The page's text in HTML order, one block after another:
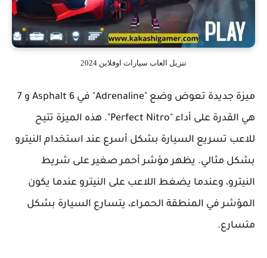
تنزيل العاب سيارات اوفلاين 2024
ميزة جديدة تعوض وضع "Adrenaline" في Asphalt 6 و 7
هي القدرة على أداء "Perfect Nitro". هذه الميزة تتيح
للاعب تسريع السيارة بشكل أسرع عند استخدام النيترو
بشكل مثالي. يظهر مؤشر أحمر صغير على شريط
النيترو، وعندما يضغط اللاعب على النيترو عندما يكون
المؤشر في المنطقة الحمراء، يتسارع السيارة بشكل
متسارع.